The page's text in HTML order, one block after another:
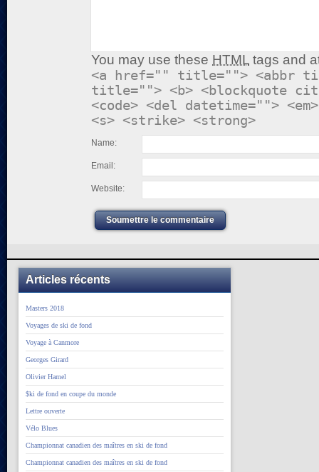
You may use these HTML tags and
<a href="" title=""> <abbr
title=""> <b> <blockquote
<code> <del datetime="">
<s> <strike> <strong>
Name:
Email:
Website:
Soumettre le commentaire
Articles récents
Masters 2018
Voyages de ski de fond
Voyage à Canmore
Georges Girard
Olivier Hamel
$ki de fond en coupe du monde
Lettre ouverte
Vélo Blues
Championnat canadien des maîtres en ski de fond
Championnat canadien des maîtres en ski de fond